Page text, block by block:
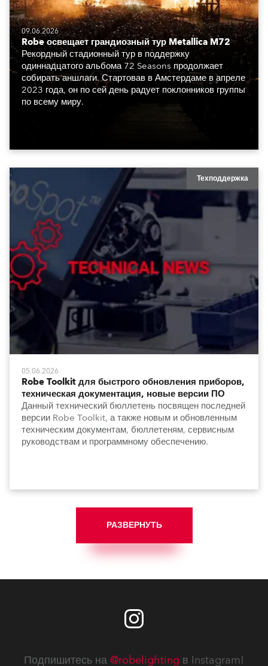
09.06.2026
Robe освещает грандиозный тур Metallica M72
Рекордный стадионный тур в поддержку
одиннадцатого альбома 72 Seasons продолжает
собирать аншлаги. Стартовав в Амстердаме в апреле
2023 года, он по сей день радует поклонников группы
по всему миру.
Техподдержка
05.06.2026
Robe Toolkit для быстрого обновления приборов,
техническая документация, новые версии ПО
Данный технический бюллетень посвящен последней
версии Robe Toolkit, а также новым и обновленным
техническим документам, бюллетеням, сервисным
руководствам и программному обеспечению.
РАЗВЕРНУТЬ
Подпишитесь на @robelighting в Instagram!